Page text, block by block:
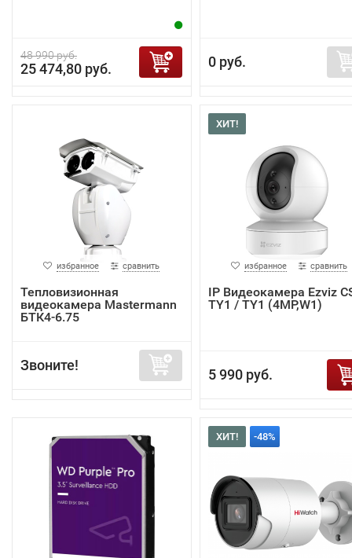
48 990 руб.
25 474,80 руб. 0 руб.
избранное сравнить
Тепловизионная
видеокамера Mastermann
БТК4-6.75
Звоните!
ХИТ!
избранное сравнить
IP Видеокамера Ezviz
TY1 / TY1 (4MP,W1)
5 990 руб.
ХИТ! -48%